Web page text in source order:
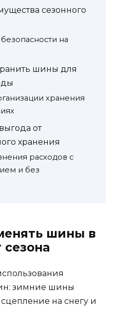
сезонного
на
шины для
хранения
от
хранения
расходов с
и без
шины в
зимние шины
на снегу и